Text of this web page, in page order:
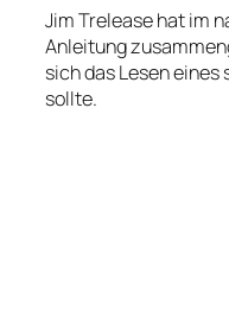
Jim Trelease hat im
Anleitung
sich das Lesen
sollte.